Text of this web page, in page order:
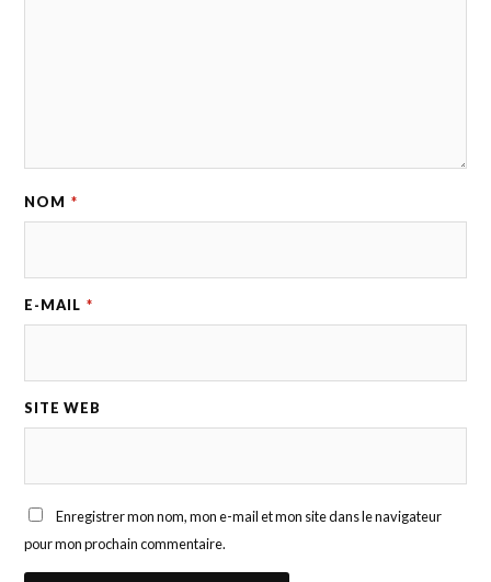
NOM *
E-MAIL *
SITE WEB
Enregistrer mon nom, mon e-mail et mon site dans le navigateur
pour mon prochain commentaire.